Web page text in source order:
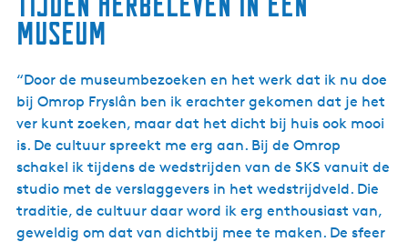
museum
“Door de museumbezoeken en het werk dat ik nu doe
bij Omrop Fryslân ben ik erachter gekomen dat je het
ver kunt zoeken, maar dat het dicht bij huis ook mooi
is. De cultuur spreekt me erg aan. Bij de Omrop
schakel ik tijdens de wedstrijden van de SKS vanuit de
studio met de verslaggevers in het wedstrijdveld. Die
traditie, de cultuur daar word ik erg enthousiast van,
geweldig om dat van dichtbij mee te maken. De sfeer